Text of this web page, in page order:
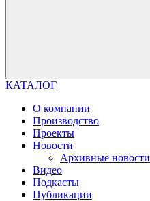
КАТАЛОГ
О компании
Производство
Проекты
Новости
Архивные новости
Видео
Подкасты
Публикации